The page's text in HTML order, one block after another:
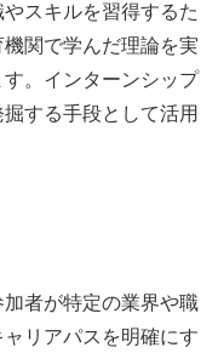
スキルを習得するた
関で学んだ理論を実
。インターンシップ
する手段として活用
者が特定の業界や職
リアパスを明確にす